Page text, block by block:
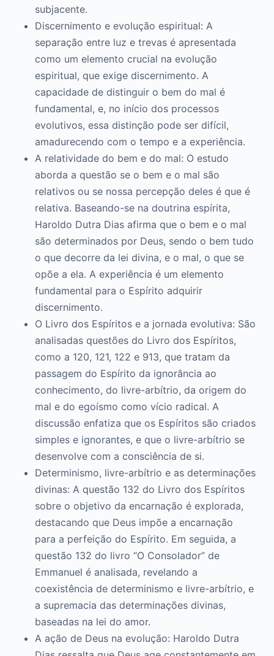
subjacente.
Discernimento e evolução espiritual: A
separação entre luz e trevas é apresentada
como um elemento crucial na evolução
espiritual, que exige discernimento. A
capacidade de distinguir o bem do mal é
fundamental, e, no início dos processos
evolutivos, essa distinção pode ser difícil,
amadurecendo com o tempo e a experiência.
A relatividade do bem e do mal: O estudo
aborda a questão se o bem e o mal são
relativos ou se nossa percepção deles é que é
relativa. Baseando-se na doutrina espírita,
Haroldo Dutra Dias afirma que o bem e o mal
são determinados por Deus, sendo o bem tudo
o que decorre da lei divina, e o mal, o que se
opõe a ela. A experiência é um elemento
fundamental para o Espírito adquirir
discernimento.
O Livro dos Espíritos e a jornada evolutiva: São
analisadas questões do Livro dos Espíritos,
como a 120, 121, 122 e 913, que tratam da
passagem do Espírito da ignorância ao
conhecimento, do livre-arbítrio, da origem do
mal e do egoísmo como vício radical. A
discussão enfatiza que os Espíritos são criados
simples e ignorantes, e que o livre-arbítrio se
desenvolve com a consciência de si.
Determinismo, livre-arbítrio e as determinações
divinas: A questão 132 do Livro dos Espíritos
sobre o objetivo da encarnação é explorada,
destacando que Deus impõe a encarnação
para a perfeição do Espírito. Em seguida, a
questão 132 do livro “O Consolador” de
Emmanuel é analisada, revelando a
coexistência de determinismo e livre-arbítrio, e
a supremacia das determinações divinas,
baseadas na lei do amor.
A ação de Deus na evolução: Haroldo Dutra